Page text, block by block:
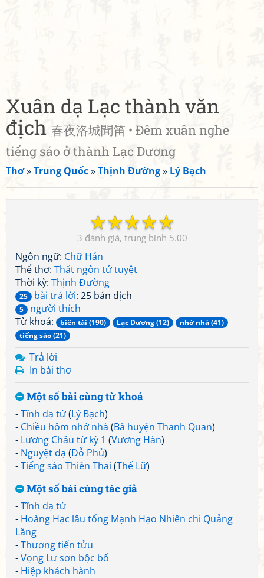
Xuân dạ Lạc thành văn
địch 春夜洛城聞笛 • Đêm xuân nghe
tiếng sáo ở thành Lạc Dương
Thơ»Trung Quốc»Thịnh Đường» Lý Bạch
☆
☆
☆
☆
☆
3 5.00
Ngôn ngữ: Chữ Hán
Thể thơ: Thất ngôn tứ tuyệt
Thời kỳ: Thịnh Đường
25 bài trả lời: 25 bản dịch
5
người thích
Từ khoá:
biên tái (190) Lạc Dương (12)
nhớ nhà (41)
tiếng sáo (21)
Trả lời
In bài thơ
Một số bài cùng từ khoá
-Tĩnh dạ tứ(Lý Bạch)
- Chiều hôm nhớ nhà (Bà huyện Thanh Quan)
- Lương Châu từ kỳ 1 (Vương Hàn)
- Nguyệt dạ (Đỗ Phủ)
-Tiếng sáo Thiên Thai (Thế Lữ)
Một số bài cùng tác giả
-Tĩnh dạ tứ
- Hoàng Hạc lâu tống Mạnh Hạo Nhiên chi Quảng
Lăng
-Thương tiến tửu
-Vọng Lư sơn bộc bố
- Hiệp khách hành